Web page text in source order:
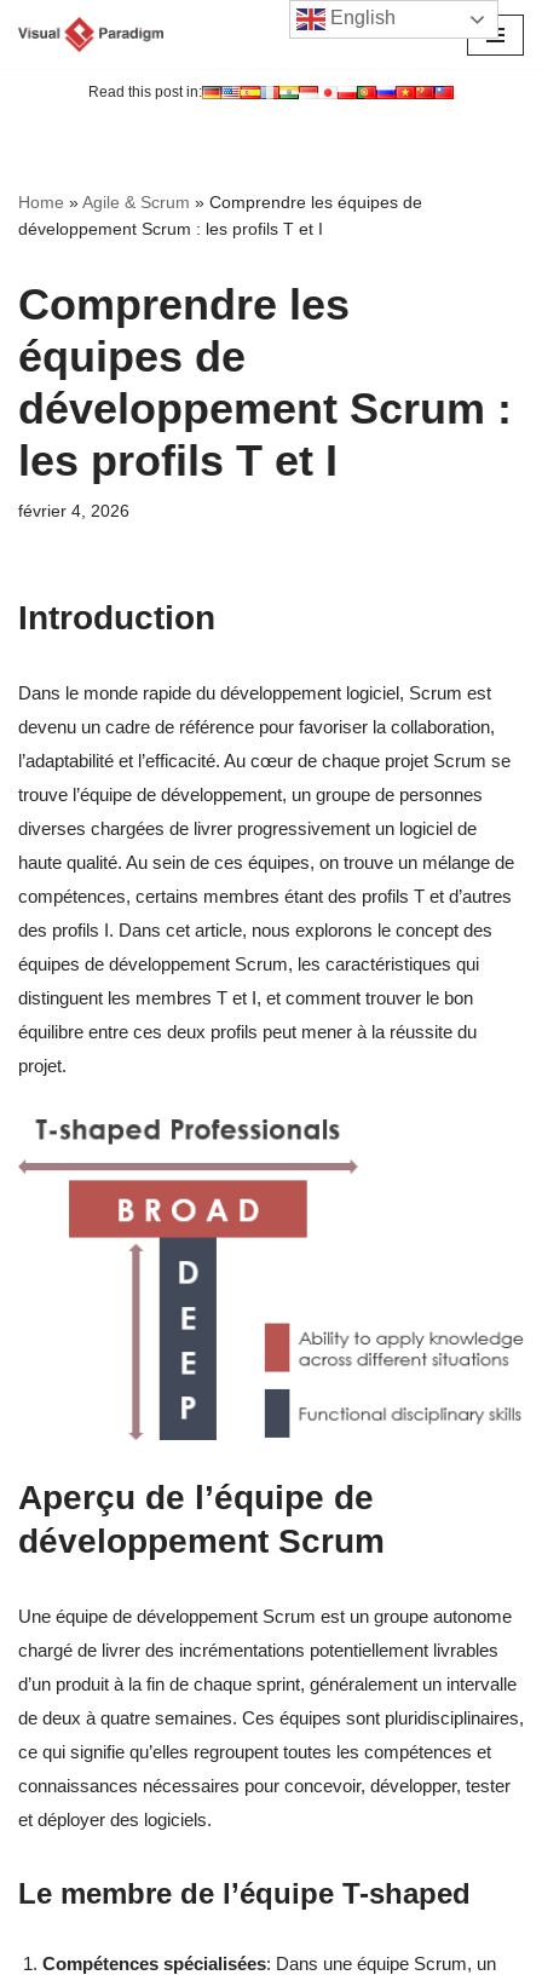
Read this post in:
Home »Agile & Scrum » Comprendre les équipes de
développement Scrum : les profils T et I
Comprendre les
équipes de
développement Scrum :
les profils T et I
février 4, 2026
Introduction
Dans le monde rapide du développement logiciel, Scrum est
devenu un cadre de référence pour favoriser la collaboration,
l’adaptabilité et l’efficacité. Au cœur de chaque projet Scrum se
trouve l’équipe de développement, un groupe de personnes
diverses chargées de livrer progressivement un logiciel de
haute qualité. Au sein de ces équipes, on trouve un mélange de
compétences, certains membres étant des profils T et d’autres
des profils I. Dans cet article, nous explorons le concept des
équipes de développement Scrum, les caractéristiques qui
distinguent les membres T et I, et comment trouver le bon
équilibre entre ces deux profils peut mener à la réussite du
projet.
Aperçu de l’équipe de
développement Scrum
Une équipe de développement Scrum est un groupe autonome
chargé de livrer des incrémentations potentiellement livrables
d’un produit à la fin de chaque sprint, généralement un intervalle
de deux à quatre semaines. Ces équipes sont pluridisciplinaires,
ce qui signifie qu’elles regroupent toutes les compétences et
connaissances nécessaires pour concevoir, développer, tester
et déployer des logiciels.
Le membre de l’équipe T-shaped
Compétences spécialisées: Dans une équipe Scrum, un
English